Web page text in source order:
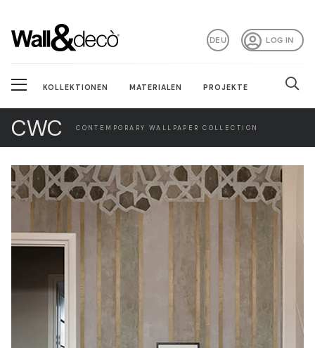
LOG IN
DEU
KOLLEKTIONEN MATERIALEN PROJEKTE
CWC CONTEMPORARY WALLPAPER COLLECTION